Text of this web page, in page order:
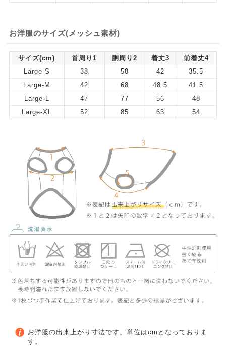
お洋服のサイズ(メッシュ素材)
サイズ(cm) 首周り1 胴周り2 着丈3
前着丈4
Large-S
38 58 42
35.5
Large-M
42 68 48.5
41.5
Large-L
47 77 56
48
Large-XL
52 85 63 54
お洋服の出来上がり寸法です。単位はcmとなっておりま
す。